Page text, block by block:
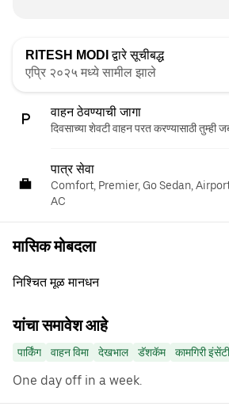
RITESH MODI द्वारे सूचीबद्ध
एप्रि २०२५ मध्ये सामील झाले
वाहन ठेवण्याची जागा
दिवसाच्या शेवटी वाहन परत करण्यासाठी तुम्ही
पात्र सेवा
Comfort, Premier, Go Sedan,
AC
मासिक मोबदला
निश्चित मूळ मानधन
यांचा समावेश आहे
पार्किंग वाहन विमा देखभाल डॅशकॅम कामगिरी
One day off in a week.